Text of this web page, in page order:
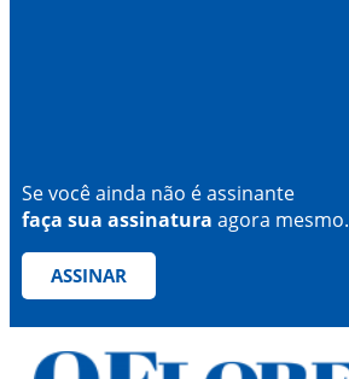
Se você ainda não é assinante
faça sua assinatura agora mesmo.
ASSINAR